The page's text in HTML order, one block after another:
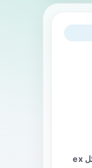
خلاصه سریع برای خواننده یک پروتکل ex